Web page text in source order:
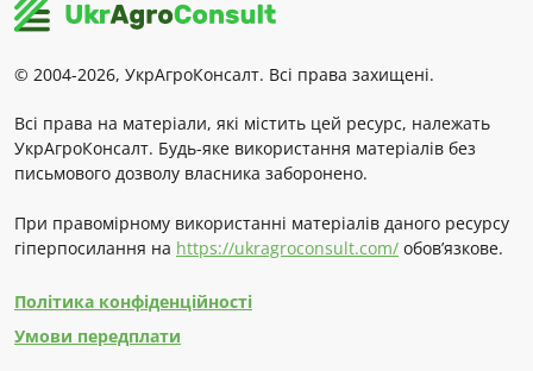
© 2004-2026, УкрАгроКонсалт. Всі права захищені.
Всі права на матеріали, які містить цей ресурс, належать
УкрАгроКонсалт. Будь-яке використання матеріалів без
письмового дозволу власника заборонено.
При правомірному використанні матеріалів даного ресурсу
гіперпосилання на https://ukragroconsult.com/ обов’язкове.
Політика конфіденційності
Умови передплати